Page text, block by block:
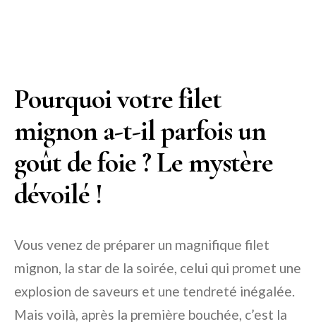
Pourquoi votre filet
mignon a-t-il parfois un
goût de foie ? Le mystère
dévoilé !
Vous venez de préparer un magnifique filet
mignon, la star de la soirée, celui qui promet une
explosion de saveurs et une tendreté inégalée.
Mais voilà, après la première bouchée, c’est la